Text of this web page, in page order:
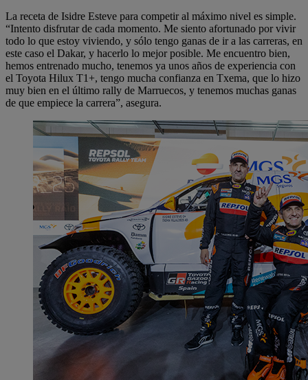
La receta de Isidre Esteve para competir al máximo nivel es simple.
“Intento disfrutar de cada momento. Me siento afortunado por vivir
todo lo que estoy viviendo, y sólo tengo ganas de ir a las carreras, en
este caso el Dakar, y hacerlo lo mejor posible. Me encuentro bien,
hemos entrenado mucho, tenemos ya unos años de experiencia con
el Toyota Hilux T1+, tengo mucha confianza en Txema, que lo hizo
muy bien en el último rally de Marruecos, y tenemos muchas ganas
de que empiece la carrera”, asegura.